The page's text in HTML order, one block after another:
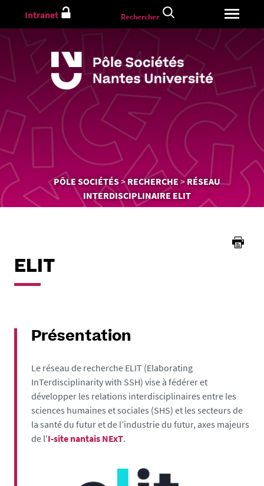
au
Vous
êtes
ici :
PÔLE SOCIÉTÉS RECHERCHE
RÉSEAU
INTERDISCIPLINAIRE ELIT
Intranet Rechercher
ELIT
Présentation
Le réseau de recherche ELIT (Elaborating
InTerdisciplinarity with SSH) vise à fédérer et
développer les relations interdisciplinaires entre les
sciences humaines et sociales (SHS) et les secteurs de
la santé du futur et de l’industrie du futur, axes majeurs
de l'I-site nantais NExT.